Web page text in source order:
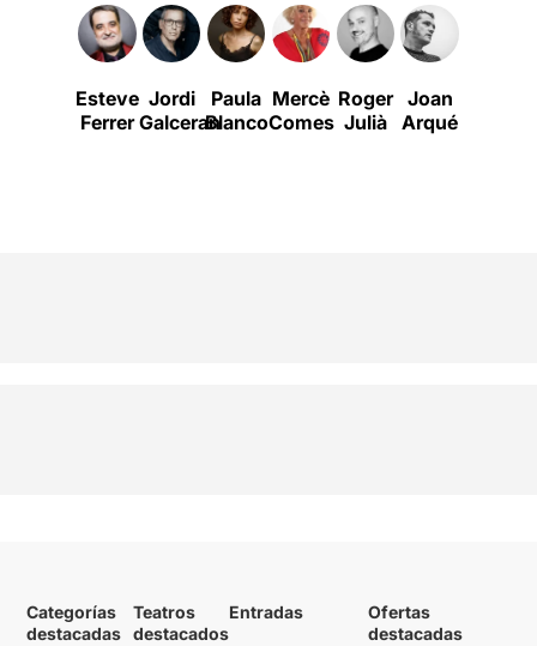
Esteve
Ferrer
Jordi
Galceran
Paula
Blanco
Mercè
Comes
Roger
Julià
Joan
Arqué
Categorías
destacadas
Teatros
destacados
Entradas
Ofertas
destacadas